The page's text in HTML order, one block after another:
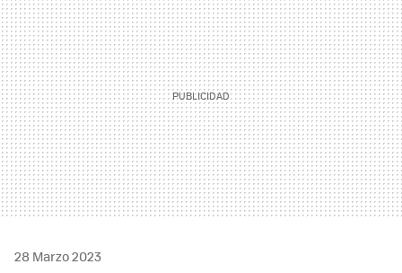
28 Marzo 2023